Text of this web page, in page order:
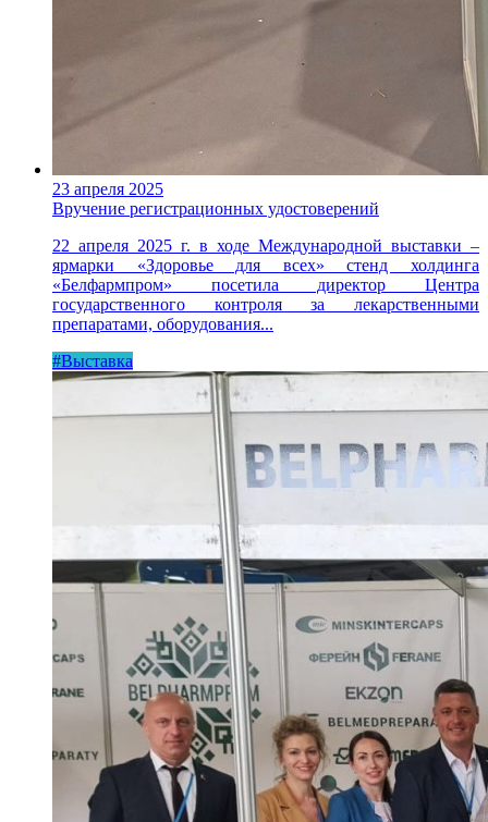
23 апреля 2025
Вручение регистрационных удостоверений
22 апреля 2025 г. в ходе Международной выставки –
ярмарки «Здоровье для всех» стенд холдинга
«Белфармпром» посетила директор Центра
государственного контроля за лекарственными
препаратами, оборудования...
#Выставка